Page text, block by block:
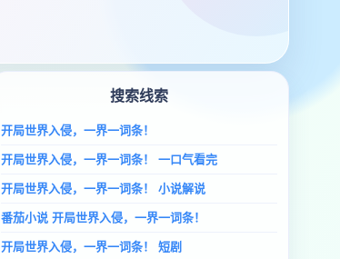
搜索线索
开局世界入侵，一界一词条！
开局世界入侵，一界一词条！ 一口气看完
开局世界入侵，一界一词条！ 小说解说
番茄小说 开局世界入侵，一界一词条！
开局世界入侵，一界一词条！ 短剧